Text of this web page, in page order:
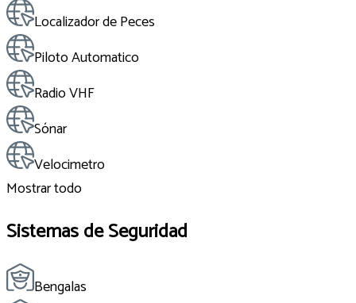
Localizador de Peces
Piloto Automatico
Radio VHF
Sónar
Velocimetro
Mostrar todo
Sistemas de Seguridad
Bengalas